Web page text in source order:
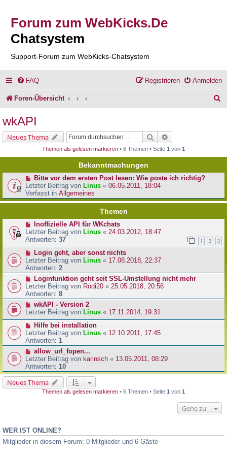
Forum zum WebKicks.De
Chatsystem
Support-Forum zum WebKicks-Chatsystem
FAQ Anmelden
Registrieren
Foren-Übersicht
e
wkAPI
Neues Thema Suche
Themen als gelesen markieren • 6 Themen • Seite 1 von 1
Bekanntmachungen
Bitte vor dem ersten Post lesen: Wie poste ich richtig?
Letzter Beitrag von Linus « 06.05.2011, 18:04
Verfasst in Allgemeines
Themen
Inoffizielle API für WKchats
Letzter Beitrag von Linus « 24.03.2012, 18:47
Antworten: 37 1 2 3
Login geht, aber sonst nichts
Letzter Beitrag von Linus « 17.08.2018, 22:37
Antworten: 2
Loginfunktion geht seit SSL-Umstellung nicht mehr
Letzter Beitrag von Rodi20 « 25.05.2018, 20:56
Antworten: 8
wkAPI - Version 2
Letzter Beitrag von Linus « 17.11.2014, 19:31
Hilfe bei installation
Letzter Beitrag von Linus « 12.10.2011, 17:45
Antworten: 1
allow_url_fopen...
Letzter Beitrag von karinsch « 13.05.2011, 08:29
Antworten: 10
Neues Thema
Themen als gelesen markieren • 6 Themen • Seite 1 von 1
Gehe zu
WER IST ONLINE?
Mitglieder in diesem Forum: 0 Mitglieder und 6 Gäste